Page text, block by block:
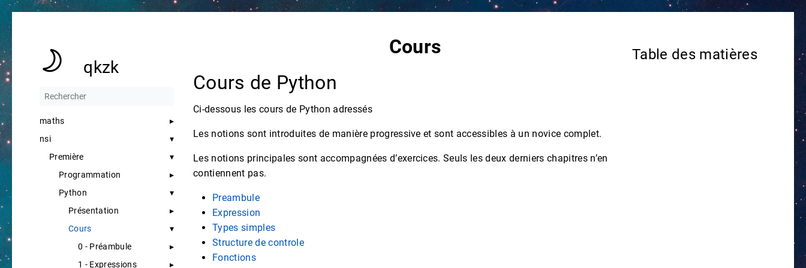
Cours
qkzk
maths
nsi
Première
Programmation
Python
Présentation
Cours
0 - Préambule
1 - Expressions
Cours de Python
Ci-dessous les cours de Python adressés
Les notions sont introduites de manière progressive et sont accessibles à un novice complet.
Les notions principales sont accompagnées d’exercices. Seuls les deux derniers chapitres n’en
contiennent pas.
Preambule
Expression
Types simples
Structure de controle
Fonctions
Table des matières